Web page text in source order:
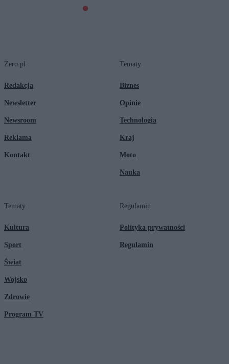
Zero.pl
Redakcja
Newsletter
Newsroom
Reklama
Kontakt
Tematy
Biznes
Opinie
Technologia
Kraj
Moto
Nauka
Tematy
Kultura
Sport
Świat
Wojsko
Zdrowie
Program TV
Regulamin
Polityka prywatności
Regulamin